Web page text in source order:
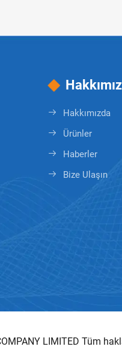
Hakkımızda
Ürünler
Haberler
Bize Ulaşın
LIMITED Tüm